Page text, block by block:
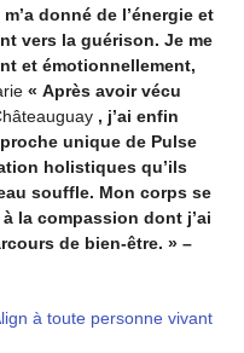
donné de l’énergie et
vers la guérison. Je me
et émotionnellement,
« Après avoir vécu
, j’ai enfin
unique de Pulse
holistiques qu’ils
souffle. Mon corps se
la compassion dont j’ai
de bien-être. » –
à toute personne vivant